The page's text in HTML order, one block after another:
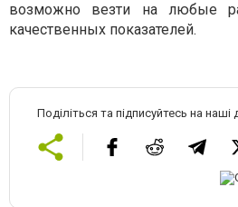
возможно везти на любые
качественных показателей.
Поділіться та підписуйтесь на